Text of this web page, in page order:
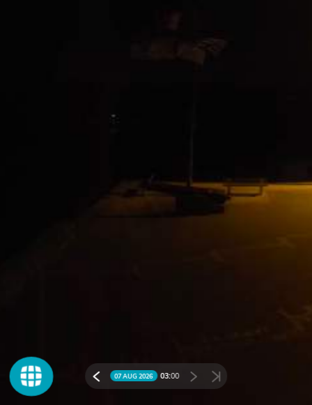
07 AUG 2026 03:00